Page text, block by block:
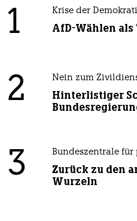
1 Krise der
AfD-Wählen
2 Nein zum
Hinterlistiger
3 Bundeszentrale
Zurück zu den
Wurzeln